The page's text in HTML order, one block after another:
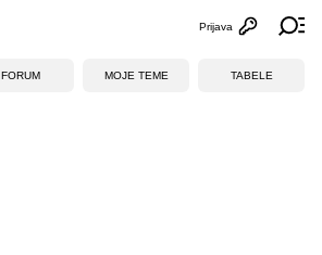
Otvori
Prijava
FORUM MOJE TEME TABELE